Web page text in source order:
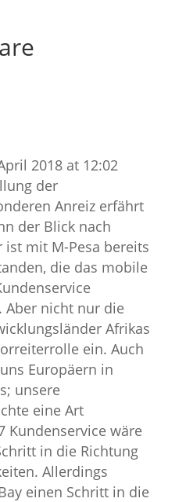
2018 at 12:02
der
Anreiz erfährt
der Blick nach
mit M-Pesa bereits
die das mobile
Aber nicht nur die
Afrikas
ein. Auch
Europäern in
unsere
eine Art
Kundenservice wäre
in die Richtung
Allerdings
einen Schritt in die